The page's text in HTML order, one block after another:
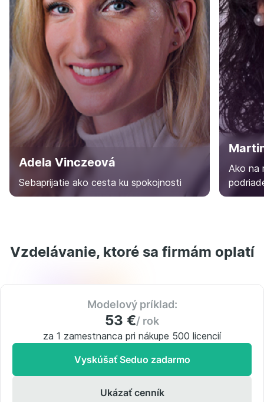
Adela Vinczeová
Sebaprijatie ako cesta ku spokojnosti
Ako na
Vzdelávanie, ktoré sa firmám oplatí
Modelový príklad:
53 €/ rok
za 1 zamestnanca pri nákupe 500 licencií
Vyskúšať Seduo zadarmo
Ukázať cenník